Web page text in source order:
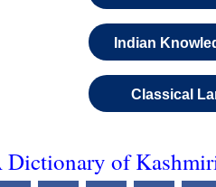
Indian
Classical
Dictionary of